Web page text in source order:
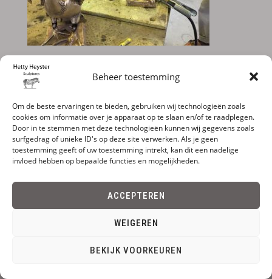
Beheer toestemming
Om de beste ervaringen te bieden, gebruiken wij technologieën zoals
cookies om informatie over je apparaat op te slaan en/of te raadplegen.
Door in te stemmen met deze technologieën kunnen wij gegevens zoals
surfgedrag of unieke ID's op deze site verwerken. Als je geen
toestemming geeft of uw toestemming intrekt, kan dit een nadelige
invloed hebben op bepaalde functies en mogelijkheden.
ACCEPTEREN
WEIGEREN
BEKIJK VOORKEUREN